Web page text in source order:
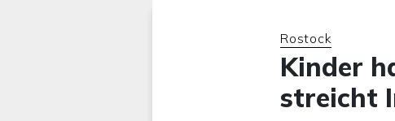
Rostock
Kinder
streicht